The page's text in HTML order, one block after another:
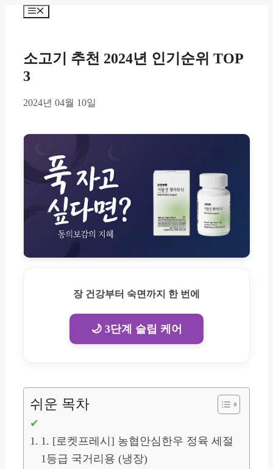
Menu
소고기 추천 2024년 인기순위 TOP
3
2024년 04월 10일
장 건강부터 숙면까지 한 번에
🌙 3단계 슬립 케어
쉬운 목차
1. [로켓프레시] 농협안심한우 정육 세절
1등급 국거리용 (냉장)